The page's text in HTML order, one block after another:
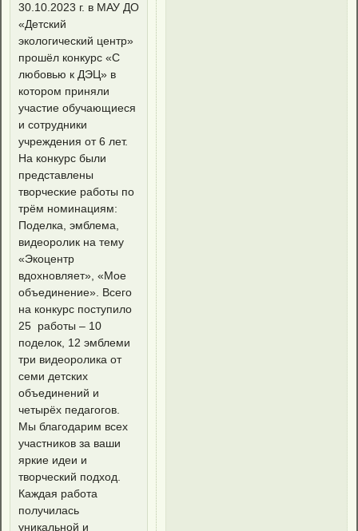
30.10.2023 г. в МАУ ДО
«Детский
экологический центр»
прошёл конкурс «С
любовью к ДЭЦ» в
котором приняли
участие обучающиеся
и сотрудники
учреждения от 6 лет.
На конкурс были
представлены
творческие работы по
трём номинациям:
Поделка, эмблема,
видеоролик на тему
«Экоцентр
вдохновляет», «Мое
объединение». Всего
на конкурс поступило
25 работы – 10
поделок, 12 эмблеми
три видеоролика от
семи детских
объединений и
четырёх педагогов.
Мы благодарим всех
участников за ваши
яркие идеи и
творческий подход.
Каждая работа
получилась
уникальной и